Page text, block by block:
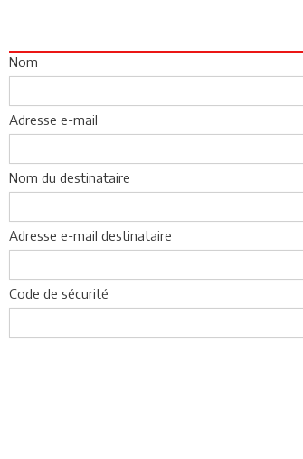
Nom
Adresse e-mail
Nom du destinataire
Adresse e-mail destinataire
Code de sécurité